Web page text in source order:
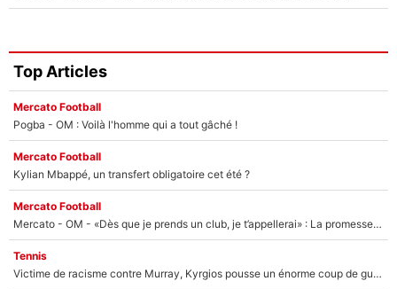
Top Articles
Mercato Football
Pogba - OM : Voilà l'homme qui a tout gâché !
Mercato Football
Kylian Mbappé, un transfert obligatoire cet été ?
Mercato Football
Mercato - OM - «Dès que je prends un club, je t’appellerai» : La promesse de Marcelino au moment de claquer la porte
Tennis
Victime de racisme contre Murray, Kyrgios pousse un énorme coup de gueule !